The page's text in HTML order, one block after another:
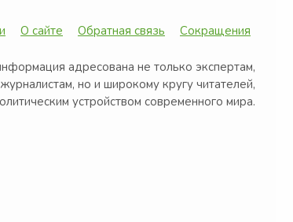
О сайте Обратная связь Сокращения
адресована не только экспертам,
но и широкому кругу читателей,
устройством современного мира.